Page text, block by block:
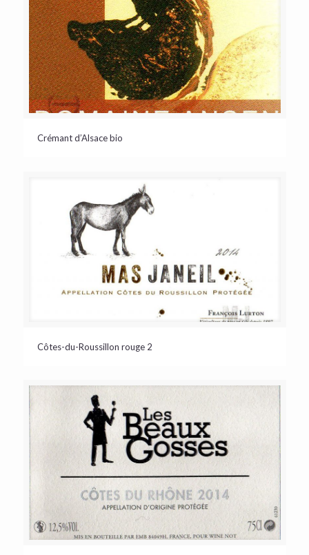
Crémant d’Alsace bio
Côtes-du-Roussillon rouge 2